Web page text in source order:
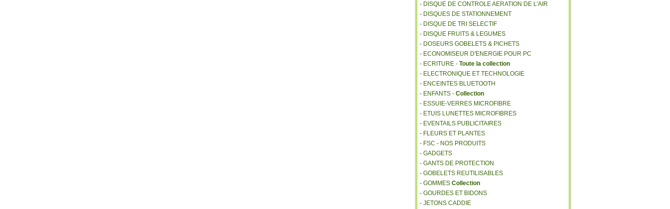
- DISQUE DE CONTROLE AERATION DE L'AIR
- DISQUES DE STATIONNEMENT
- DISQUE DE TRI SELECTIF
- DISQUE FRUITS & LEGUMES
- DOSEURS GOBELETS & PICHETS
- ECONOMISEUR D'ENERGIE POUR PC
- ECRITURE - Toute la collection
- ELECTRONIQUE ET TECHNOLOGIE
- ENCEINTES BLUETOOTH
- ENFANTS - Collection
- ESSUIE-VERRES MICROFIBRE
- ETUIS LUNETTES MICROFIBRES
- EVENTAILS PUBLICITAIRES
- FLEURS ET PLANTES
- FSC - NOS PRODUITS
- GADGETS
- GANTS DE PROTECTION
- GOBELETS REUTILISABLES
- GOMMES Collection
- GOURDES ET BIDONS
- JETONS CADDIE